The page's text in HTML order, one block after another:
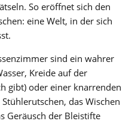
So eröffnet sich den
eine Welt, in der sich
sind ein wahrer
Kreide auf der
gibt) oder einer knarrenden
das Wischen
Geräusch der Bleistifte